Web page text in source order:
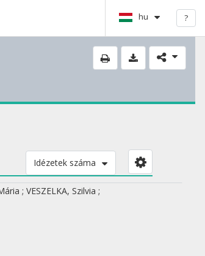
hu ?
Idézetek száma
; VESZELKA, Szilvia ;